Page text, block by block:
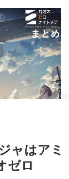
ャはアミ
ゼロ